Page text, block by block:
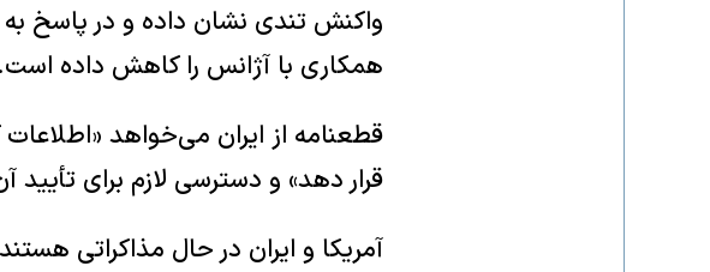
واکنش تندی نشان داده و در پاسخ به
همکاری با آژانس را کاهش داده است.
قطعنامه از ایران می‌خواهد
قرار دهد» و دسترسی لازم برای تأیید
آمریکا و ایران در حال مذاکراتی